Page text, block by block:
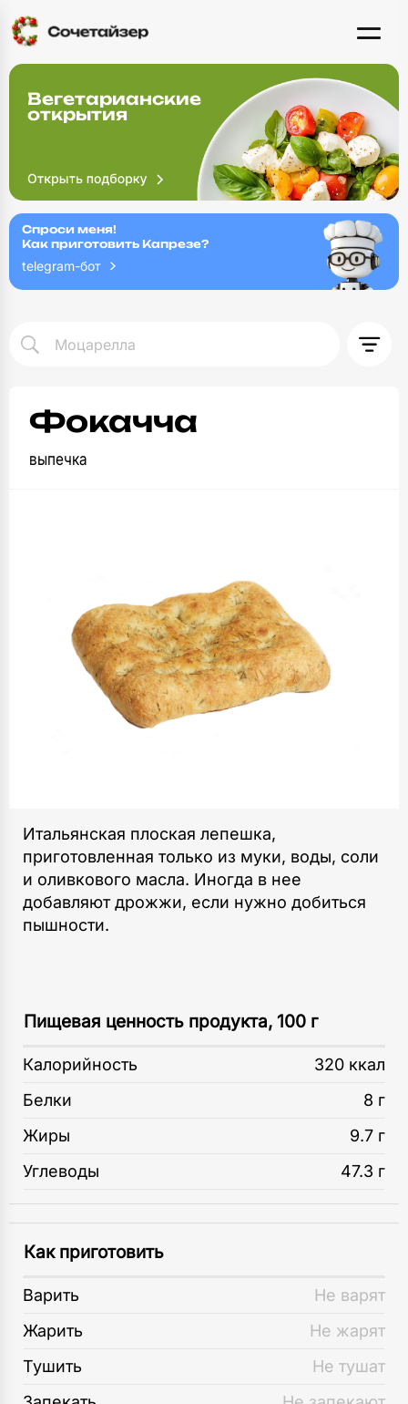
Вегетарианские
открытия
Спроси меня!
Как приготовить Капрезе?
telegram-бот
Фокачча
выпечка
Итальянская плоская лепешка,
приготовленная только из муки, воды, соли
и оливкового масла. Иногда в нее
добавляют дрожжи, если нужно добиться
пышности.
Пищевая ценность продукта, 100 г
Калорийность
320 ккал
Белки
8 г
Жиры
9.7 г
Углеводы
47.3 г
Как приготовить
Варить
Не варят
Жарить
Не жарят
Тушить
Не тушат